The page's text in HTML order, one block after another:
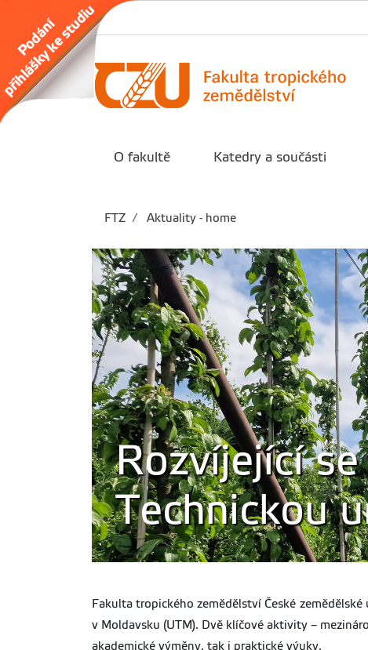
O fakultě Katedry a součásti
FTZ Aktuality - home
Rozvíjející
Technickou
Fakulta tropického zemědělství České
v Moldavsku (UTM). Dvě klíčové aktivity –
akademické výměny, tak i praktické výuky.